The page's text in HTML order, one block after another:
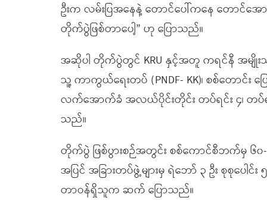
ဦးက လမ်းပြအနေနဲ့ တောင်ပေါ်ကနေ တောင်အ
တိုက်ပွဲဖြစ်တာပေါ့” ဟု ပြောသည်။
အဆိုပါ တိုက်ပွဲတွင် KRU နှင့်အတူ ကရင်နီ အမျိုးသ
သူ့ ကာကွယ်ရေးတပ် (PNDF- KK)၊ စစ်တောင်း
လက်အောက်ခံ အလယ်ပိုင်းတိုင်း တပ်ရင်း ၄၊ တပ်ရင်
သည်။
တိုက်ပွဲ ဖြစ်ပွားစဉ်အတွင်း စစ်ကောင်စီဘက်မှ ၆၀-
အပြင် အခြားတပ်ဖွဲ့များမှ ရဲဘော် ၃ ဦး စုစုပေါင်
တာဝန်ရှိသူက ဆက် ပြောသည်။